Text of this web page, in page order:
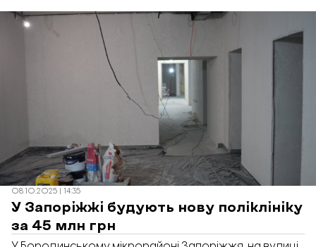
08.10.2025 | 14:35
У Запоріжжі будують нову поліклініку
за 45 млн грн